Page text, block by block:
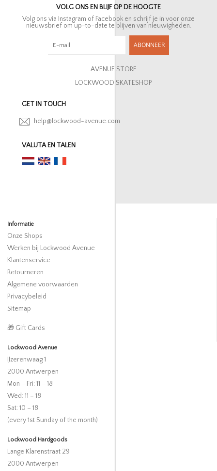
VOLG ONS EN BLIJF OP DE HOOGTE
Volg ons via Instagram of Facebook en schrijf je in voor onze
nieuwsbrief om up-to-date te blijven van nieuwigheden.
ABONNEER
AVENUE STORE
LOCKWOOD SKATESHOP
GET IN TOUCH
help@lockwood-avenue.com
VALUTA EN TALEN
Informatie
Onze Shops
Werken bij Lockwood Avenue
Klantenservice
Retourneren
Algemene voorwaarden
Privacybeleid
Sitemap
🎁 Gift Cards
Lockwood Avenue
IJzerenwaag 1
2000 Antwerpen
Mon – Fri: 11 – 18
Wed: 11 – 18
Sat: 10 – 18
(every 1st Sunday of the month)
Lockwood Hardgoods
Lange Klarenstraat 29
2000 Antwerpen